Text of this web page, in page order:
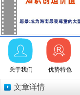
优势特色
关于我们
文章详情